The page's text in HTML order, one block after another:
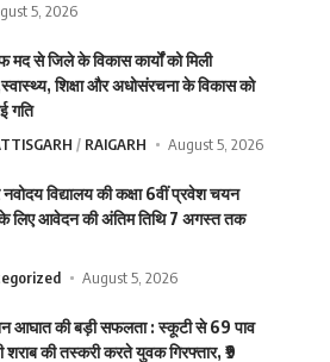
5, 2026
मद से जिले के विकास कार्यों को मिली
शिक्षा और अधोसंरचना के विकास को
गति
RAIGARH August 5, 2026
विद्यालय की कक्षा 6वीं प्रवेश चयन
के लिए आवेदन की अंतिम तिथि 7 अगस्त तक
August 5, 2026
आघात की बड़ी सफलता : स्कूटी से 69 पाव
की तस्करी करते युवक गिरफ्तार, ₹9